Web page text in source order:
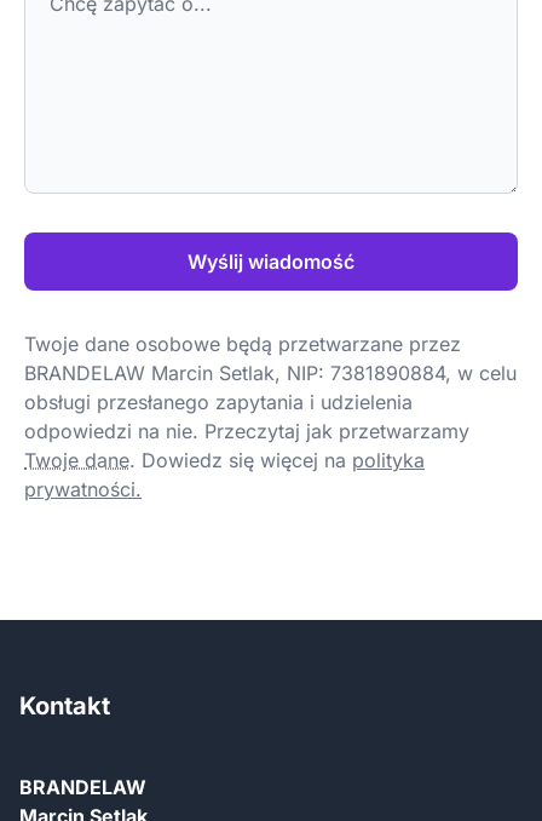
Wyślij wiadomość
Twoje dane osobowe będą przetwarzane przez
BRANDELAW Marcin Setlak, NIP: 7381890884, w celu
obsługi przesłanego zapytania i udzielenia
odpowiedzi na nie. Przeczytaj jak przetwarzamy
Twoje dane. Dowiedz się więcej na polityka
prywatności.
Kontakt
BRANDELAW